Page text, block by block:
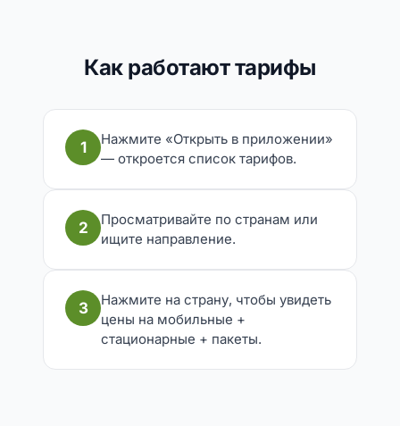
Как работают тарифы
1
Нажмите «Открыть в приложении»
— откроется список тарифов.
2
Просматривайте по странам или
ищите направление.
3
Нажмите на страну, чтобы увидеть
цены на мобильные +
стационарные + пакеты.